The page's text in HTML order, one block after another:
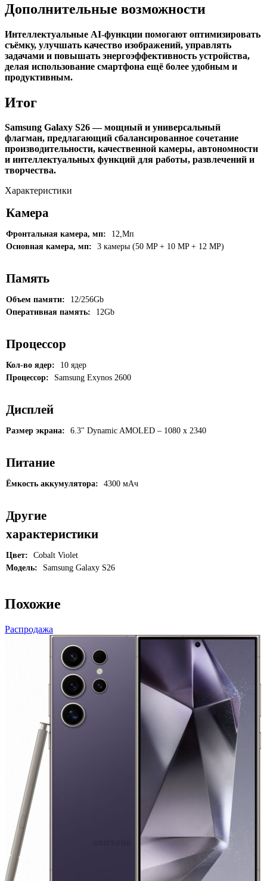
Дополнительные возможности
Интеллектуальные AI-функции помогают оптимизировать
съёмку, улучшать качество изображений, управлять
задачами и повышать энергоэффективность устройства,
делая использование смартфона ещё более удобным и
продуктивным.
Итог
Samsung Galaxy S26 — мощный и универсальный
флагман, предлагающий сбалансированное сочетание
производительности, качественной камеры, автономности
и интеллектуальных функций для работы, развлечений и
творчества.
Характеристики
Камера
Фронтальная камера, мп:
12,Мп
Основная камера, мп:
3 камеры (50 MP + 10 MP + 12 MP)
Память
Объем памяти:
12/256Gb
Оперативная память:
12Gb
Процессор
Кол-во ядер:
10 ядер
Процессор:
Samsung Exynos 2600
Дисплей
Размер экрана: 6.3" Dynamic AMOLED – 1080 x 2340
Питание
Ёмкость аккумулятора: 4300 мАч
Другие
характеристики
Цвет:
Cobalt Violet
Модель:
Samsung Galaxy S26
Похожие
Распродажа